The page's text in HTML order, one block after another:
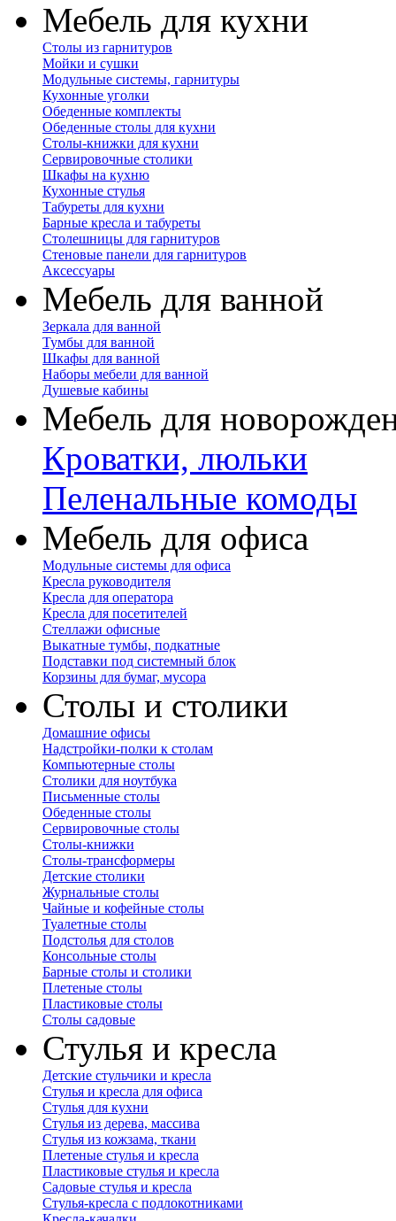
Мебель для кухни
Столы из гарнитуров
Мойки и сушки
Модульные системы, гарнитуры
Кухонные уголки
Обеденные комплекты
Обеденные столы для кухни
Столы-книжки для кухни
Сервировочные столики
Шкафы на кухню
Кухонные стулья
Табуреты для кухни
Барные кресла и табуреты
Столешницы для гарнитуров
Стеновые панели для гарнитуров
Аксессуары
Мебель для ванной
Зеркала для ванной
Тумбы для ванной
Шкафы для ванной
Наборы мебели для ванной
Душевые кабины
Мебель для
Кроватки, люльки
Пеленальные комоды
Мебель для офиса
Модульные системы для офиса
Кресла руководителя
Кресла для оператора
Кресла для посетителей
Стеллажи офисные
Выкатные тумбы, подкатные
Подставки под системный блок
Корзины для бумаг, мусора
Столы и столики
Домашние офисы
Надстройки-полки к столам
Компьютерные столы
Столики для ноутбука
Письменные столы
Обеденные столы
Сервировочные столы
Столы-книжки
Столы-трансформеры
Детские столики
Журнальные столы
Чайные и кофейные столы
Туалетные столы
Подстолья для столов
Консольные столы
Барные столы и столики
Плетеные столы
Пластиковые столы
Столы садовые
Стулья и кресла
Детские стульчики и кресла
Стулья и кресла для офиса
Стулья для кухни
Стулья из дерева, массива
Стулья из кожзама, ткани
Плетеные стулья и кресла
Пластиковые стулья и кресла
Садовые стулья и кресла
Стулья-кресла с подлокотниками